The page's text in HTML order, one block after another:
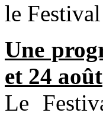
le
Une
et 24 août
Le